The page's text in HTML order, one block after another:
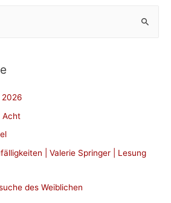
2026
Acht
| Valerie Springer | Lesung
des Weiblichen